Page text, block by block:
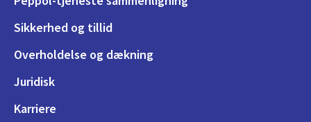
Sikkerhed og tillid
Overholdelse og dækning
Juridisk
Karriere